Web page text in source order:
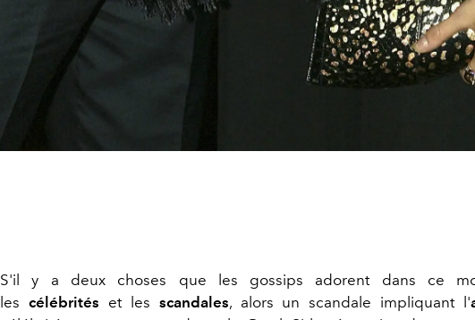
S'il y a deux choses que les gossips adorent dans ce
les célébrités et les scandales, alors un scandale impliquant l'